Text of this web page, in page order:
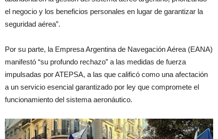
el negocio y los beneficios personales en lugar de garantizar la
seguridad aérea”.
Por su parte, la Empresa Argentina de Navegación Aérea (EANA)
manifestó “su profundo rechazo” a las medidas de fuerza
impulsadas por ATEPSA, a las que calificó como una afectación
a un servicio esencial garantizado por ley que compromete el
funcionamiento del sistema aeronáutico.